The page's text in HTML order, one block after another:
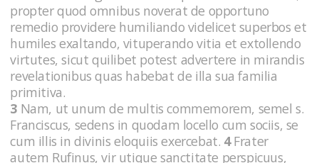
propter quod omnibus noverat de opportuno
remedio providere humiliando videlicet superbos et
humiles exaltando, vituperando vitia et extollendo
virtutes, sicut quilibet potest advertere in mirandis
revelationibus quas habebat de illa sua familia
primitiva.
3 Nam, ut unum de multis commemorem, semel s.
Franciscus, sedens in quodam locello cum sociis, se
cum illis in divinis eloquiis exercebat. 4Frater
autem Rufinus, vir utique sanctitate perspicuus,